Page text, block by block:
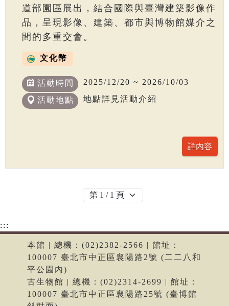
道部園區展出，結合國際與臺灣建築影像作
品，呈現影像、建築、都市與博物館媒介之
間的多重交會。
文化幣
活動時間 2025/12/20 ~ 2026/10/03
活動地點 地點詳見活動介紹
:::
本館 | 總機：(02)2382-2566 | 館址：
100007 臺北市中正區襄陽路2號 (二二八和
平公園內)
古生物館 | 總機：(02)2314-2699 | 館址：
100007 臺北市中正區襄陽路25號 (臺博館